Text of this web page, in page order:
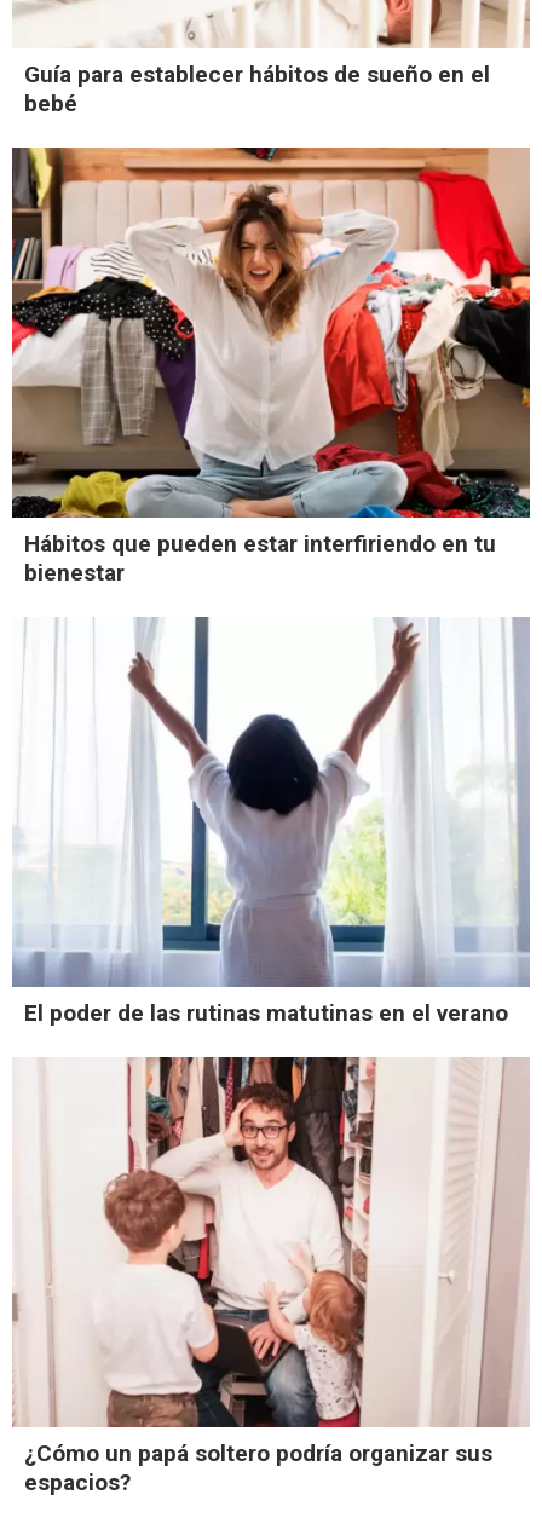
Guía para establecer hábitos de sueño en el
bebé
Hábitos que pueden estar interfiriendo en tu
bienestar
El poder de las rutinas matutinas en el verano
¿Cómo un papá soltero podría organizar sus
espacios?